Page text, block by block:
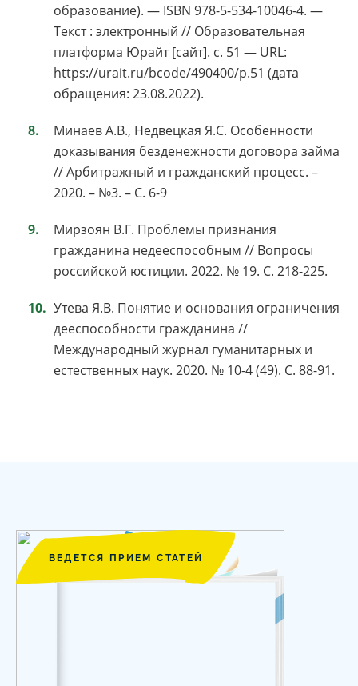
образование). — ISBN 978-5-534-10046-4. —
Текст : электронный // Образовательная
платформа Юрайт [сайт]. с. 51 — URL:
https://urait.ru/bcode/490400/p.51 (дата
обращения: 23.08.2022).
Минаев А.В., Недвецкая Я.С. Особенности
доказывания безденежности договора займа
// Арбитражный и гражданский процесс. –
2020. – №3. – С. 6-9
Мирзоян В.Г. Проблемы признания
гражданина недееспособным // Вопросы
российской юстиции. 2022. № 19. С. 218-225.
Утева Я.В. Понятие и основания ограничения
дееспособности гражданина //
Международный журнал гуманитарных и
естественных наук. 2020. № 10-4 (49). С. 88-91.
ВЕДЕТСЯ ПРИЕМ СТАТЕЙ